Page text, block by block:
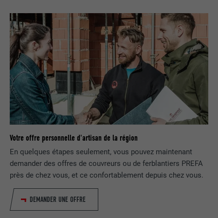
Votre offre personnelle d'artisan de la région
En quelques étapes seulement, vous pouvez maintenant
demander des offres de couvreurs ou de ferblantiers PREFA
près de chez vous, et ce confortablement depuis chez vous.
DEMANDER UNE OFFRE
EXPIRATION 90 jours
UTILITÉ
Est placé afin de tester si le navigateur
autorise l'utilisation de cookies. Ne
contient aucun élément d'identification.
NOM lang
FOURNISSEUR LinkedIn
EXPIRATION
UTILITÉ
Utilisé par LinkedIn lorsqu'un site
Internet contient une fenêtre « Suivez-
nous » intégrée.
NOM bcookie
FOURNISSEUR LinkedIn